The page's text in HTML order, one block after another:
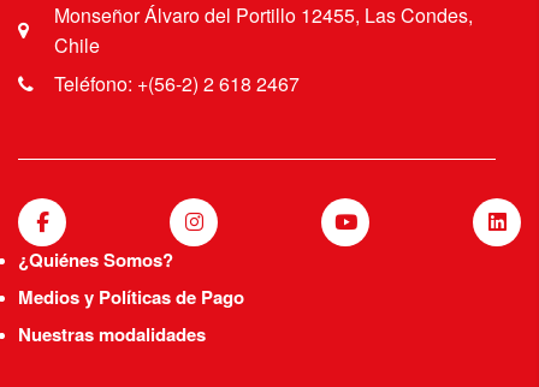
Monseñor Álvaro del Portillo 12455, Las Condes,
Chile
Teléfono: +(56-2) 2 618 2467
¿Quiénes Somos?
Medios y Políticas de Pago
Nuestras modalidades